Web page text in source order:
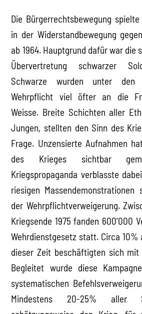
Die Bürgerrechtsbewegung
in der Widerstandbewegung
ab 1964. Hauptgrund dafür war die
Übervertretung schwarzer
Schwarze wurden unter den
Wehrpflicht viel öfter an die
Weisse. Breite Schichten aller
Jungen, stellten den Sinn des
Frage. Unzensierte Aufnahmen
des Krieges sichtbar
Kriegspropaganda verblasste
riesigen
der Wehrpflichtverweigerung.
Kriegsende 1975 fanden 600’000
Wehrdienstgesetz statt. Circa
dieser Zeit beschäftigten sich mit
Begleitet wurde diese
systematischen
Mindestens 20-25% aller